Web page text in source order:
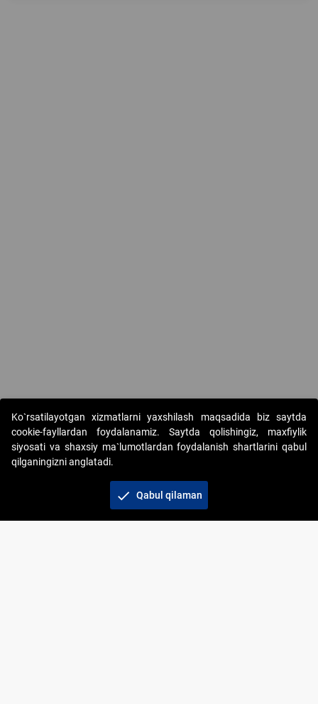
Copyright © 2017-2026. "Elektron onlayn-auksionlarni
tashkil etish" AJ. Barcha huquqlar himoyalangan
Ko`rsatilayotgan xizmatlarni yaxshilash maqsadida biz saytda
cookie-fayllardan foydalanamiz. Saytda qolishingiz, maxfiylik
siyosati va shaxsiy ma`lumotlardan foydalanish shartlarini qabul
qilganingizni anglatadi.
check Qabul qilaman